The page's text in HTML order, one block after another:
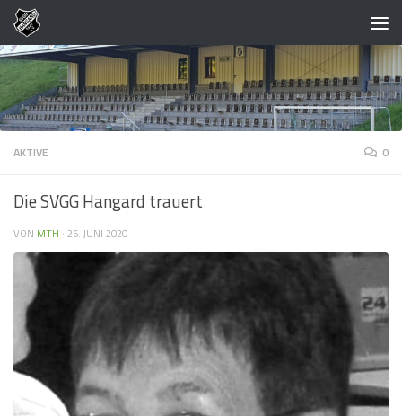
Zum Inhalt springen
AKTIVE 0
Die SVGG Hangard trauert
VON MTH · 26. JUNI 2020